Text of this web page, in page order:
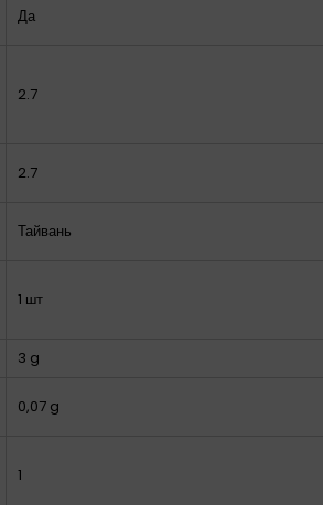
Да
2.7
2.7
Тайвань
1 шт
3 g
0,07 g
1